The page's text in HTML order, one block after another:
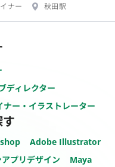
ナー
秋田駅
ディレクター
ー・イラストレーター
Adobe Illustrator
プリデザイン
Maya